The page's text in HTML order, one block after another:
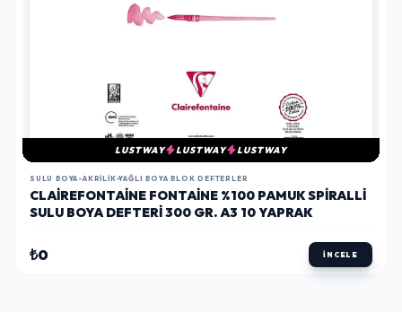
LUSTWAY LUSTWAY LUSTWAY
SULU BOYA-AKRILIK-YAĞLI BOYA BLOK DEFTERLER
CLAIREFONTAINE FONTAINE %100 PAMUK SPIRALLI
SULU BOYA DEFTERI 300 GR. A3 10 YAPRAK
₺0 İNCELE